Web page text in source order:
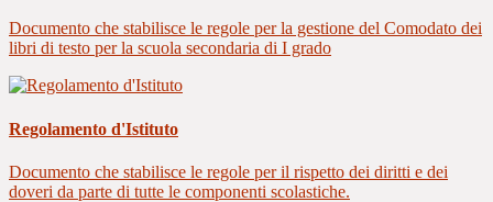
Documento che stabilisce le regole per la gestione del Comodato dei
libri di testo per la scuola secondaria di I grado
Regolamento d'Istituto
Documento che stabilisce le regole per il rispetto dei diritti e dei
doveri da parte di tutte le componenti scolastiche.